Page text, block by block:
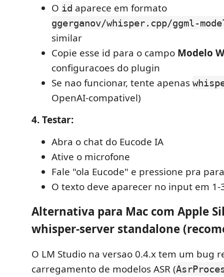
O id aparece em formato
ggerganov/whisper.cpp/ggml-
similar
Copie esse id para o campo Modelo
configuracoes do plugin
Se nao funcionar, tente apenas
OpenAI-compativel)
4. Testar:
Abra o chat do Eucode IA
Ative o microfone
Fale "ola Eucode" e pressione pra
O texto deve aparecer no input em 1-
Alternativa para Mac com Apple
whisper-server standalone
O LM Studio na versao 0.4.x tem um bug
carregamento de modelos ASR (